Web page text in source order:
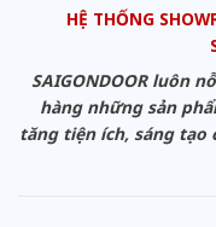
HỆ THỐNG
SAIGONDOOR luôn
hàng những sản
tăng tiện ích, sáng